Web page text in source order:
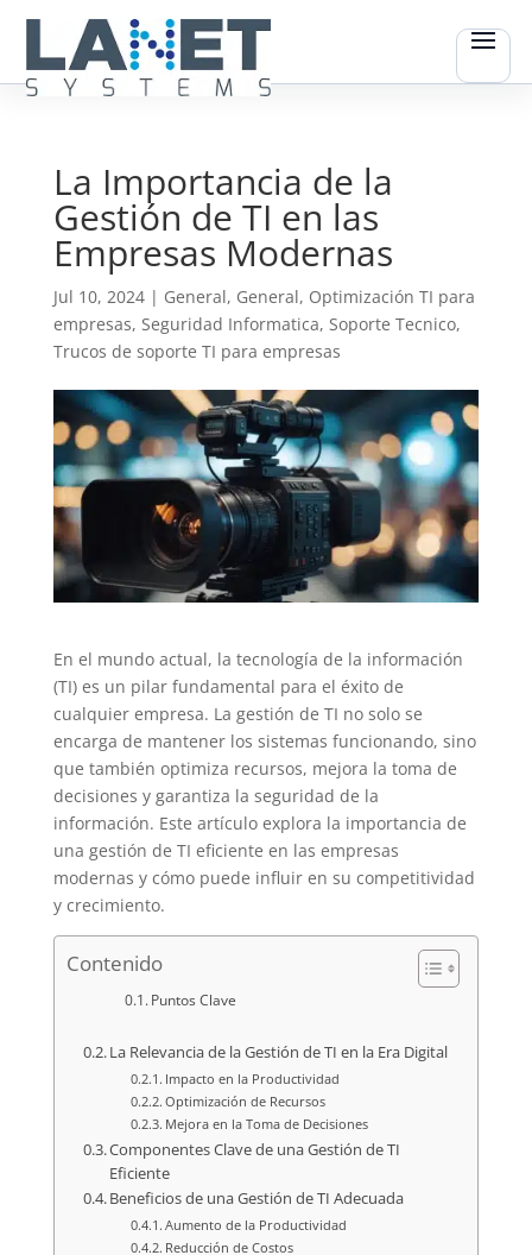
La Importancia de la
Gestión de TI en las
Empresas Modernas
Jul 10, 2024| General, General, Optimización TI para
empresas, Seguridad Informatica, Soporte Tecnico,
Trucos de soporte TI para empresas
En el mundo actual, la tecnología de la información
(TI) es un pilar fundamental para el éxito de
cualquier empresa. La gestión de TI no solo se
encarga de mantener los sistemas funcionando, sino
que también optimiza recursos, mejora la toma de
decisiones y garantiza la seguridad de la
información. Este artículo explora la importancia de
una gestión de TI eficiente en las empresas
modernas y cómo puede influir en su competitividad
y crecimiento.
Contenido
Puntos Clave
La Relevancia de la Gestión de TI en la Era Digital
Impacto en la Productividad
Optimización de Recursos
Mejora en la Toma de Decisiones
Componentes Clave de una Gestión de TI
Eficiente
Beneficios de una Gestión de TI Adecuada
Aumento de la Productividad
Reducción de Costos